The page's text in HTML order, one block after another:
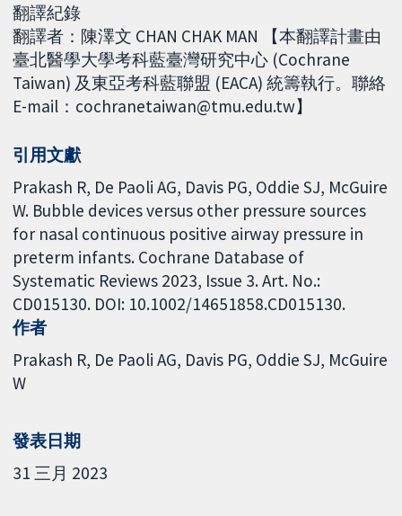
翻譯紀錄
翻譯者：陳澤文 CHAN CHAK MAN 【本翻譯計畫由
臺北醫學大學考科藍臺灣研究中心 (Cochrane
Taiwan) 及東亞考科藍聯盟 (EACA) 統籌執行。聯絡
E-mail：cochranetaiwan@tmu.edu.tw】
引用文獻
Prakash R, De Paoli AG, Davis PG, Oddie SJ, McGuire
W. Bubble devices versus other pressure sources
for nasal continuous positive airway pressure in
preterm infants. Cochrane Database of
Systematic Reviews 2023, Issue 3. Art. No.:
CD015130. DOI: 10.1002/14651858.CD015130.
作者
Prakash R De Paoli AG Davis PG Oddie SJ McGuire
W
發表日期
31 三月 2023